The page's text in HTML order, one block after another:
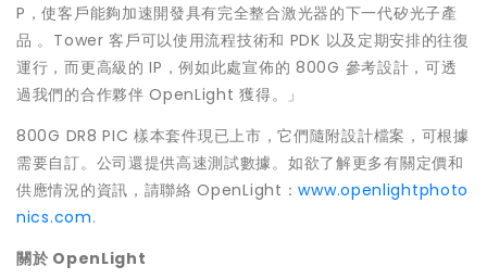
P，使客戶能夠加速開發具有完全整合激光器的下一代矽光子產
品 。Tower 客戶可以使用流程技術和 PDK 以及定期安排的往復
運行，而更高級的 IP，例如此處宣佈的 800G 參考設計，可透
過我們的合作夥伴 OpenLight 獲得。」
800G DR8 PIC 樣本套件現已上市，它們隨附設計檔案，可根據
需要自訂。公司還提供高速測試數據。如欲了解更多有關定價和
供應情況的資訊，請聯絡 OpenLight：www.openlightphoto
nics.com.
關於 OpenLight